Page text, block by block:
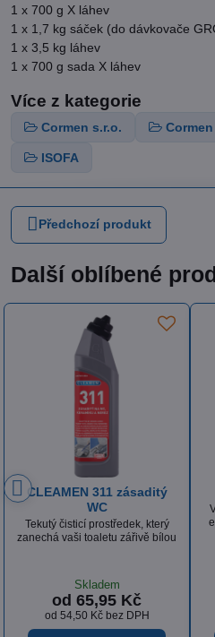
1 x 700 g X láhev
1 x 1,7 kg sáček (do dávkovače
1 x 3,5 kg láhev
1 x 700 g sada X láhev
Více z kategorie
Cormen s.r.o.
ISOFA
Předchozí produkt
Další oblíbené
KRYSTAL Sanan Klasik
Tekutý dezinfekční prostředek
obsahující aktivní chlór
Skladem
od 53,85 Kč
od 44,50 Kčbez DPH